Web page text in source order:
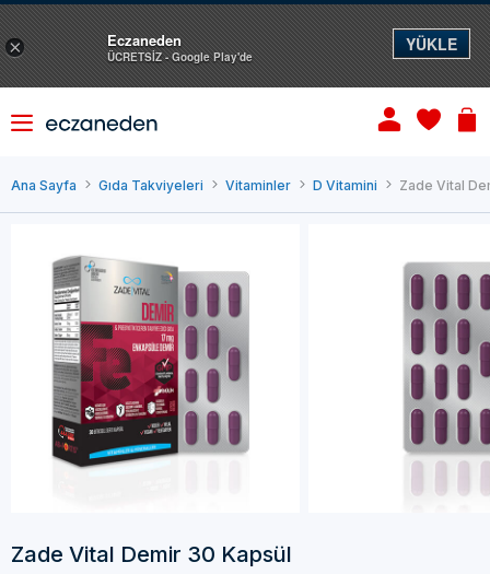
Ana Sayfa Gıda Takviyeleri Vitaminler D Vitamini Zade Vital
Zade Vital Demir 30 Kapsül
× Eczaneden
ÜCRETSİZ - Google Play'de
YÜKLE